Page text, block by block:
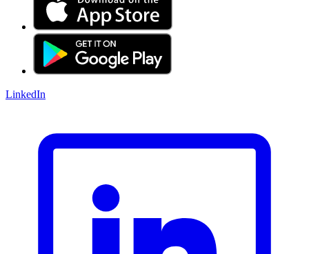
LinkedIn